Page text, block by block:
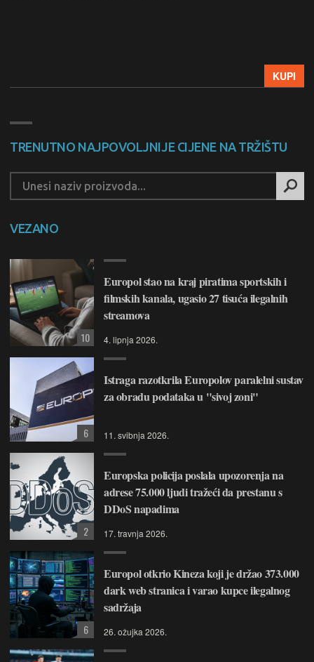
KUPI
TRENUTNO NAJPOVOLJNIJE CIJENE NA TRŽIŠTU
VEZANO
Europol stao na kraj piratima sportskih i
filmskih kanala, ugasio 27 tisuća ilegalnih
streamova
4. lipnja 2026.
10
Istraga razotkrila Europolov paralelni sustav
za obradu podataka u "sivoj zoni"
11. svibnja 2026.
6
Europska policija poslala upozorenja na
adrese 75.000 ljudi tražeći da prestanu s
DDoS napadima
17. travnja 2026.
2
Europol otkrio Kineza koji je držao 373.000
dark web stranica i varao kupce ilegalnog
sadržaja
26. ožujka 2026.
6